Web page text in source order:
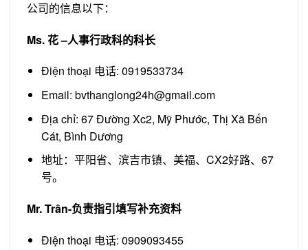
公司的信息以下：
Ms.花–人事行政科的科长
Điện thoại 电话: 0919533734
Email: bvthanglong24h@gmail.com
Địa chỉ: 67 Đường Xc2, Mỹ Phước, Thị Xã Bến
Cát, Bình Dương
地址：平阳省、滨吉市镇、美福、CX2好路、67
号。
Mr. Trân-负责指引填写补充资料
Điện thoại 电话: 0909093455